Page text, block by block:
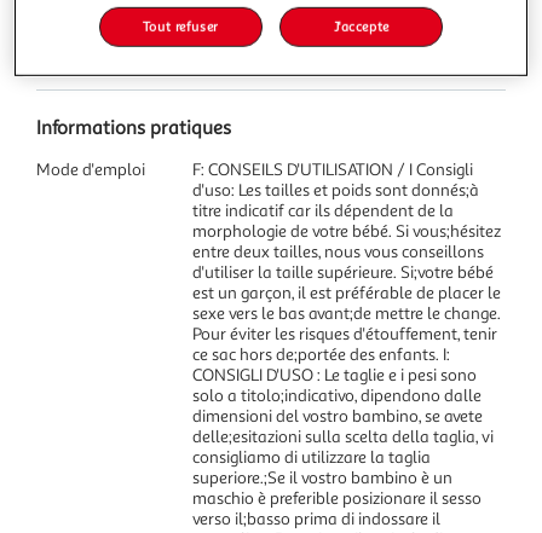
Contenu net
Informations pratiques
Mode d'emploi
F: CONSEILS D'UTILISATION / I Consigli
d'uso: Les tailles et poids sont donnés;à
titre indicatif car ils dépendent de la
morphologie de votre bébé. Si vous;hésitez
entre deux tailles, nous vous conseillons
d'utiliser la taille supérieure. Si;votre bébé
est un garçon, il est préférable de placer le
sexe vers le bas avant;de mettre le change.
Pour éviter les risques d'étouffement, tenir
ce sac hors de;portée des enfants. I:
CONSIGLI D'USO : Le taglie e i pesi sono
solo a titolo;indicativo, dipendono dalle
dimensioni del vostro bambino, se avete
delle;esitazioni sulla scelta della taglia, vi
consigliamo di utilizzare la taglia
superiore.;Se il vostro bambino è un
maschio è preferible posizionare il sesso
verso il;basso prima di indossare il
Tout refuser J'accepte